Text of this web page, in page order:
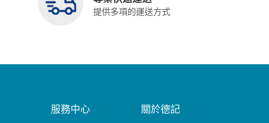
提供多項的運送方式
服務中心 關於德記